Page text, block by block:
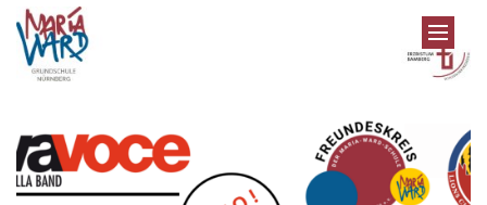
Zum Inhalt springen